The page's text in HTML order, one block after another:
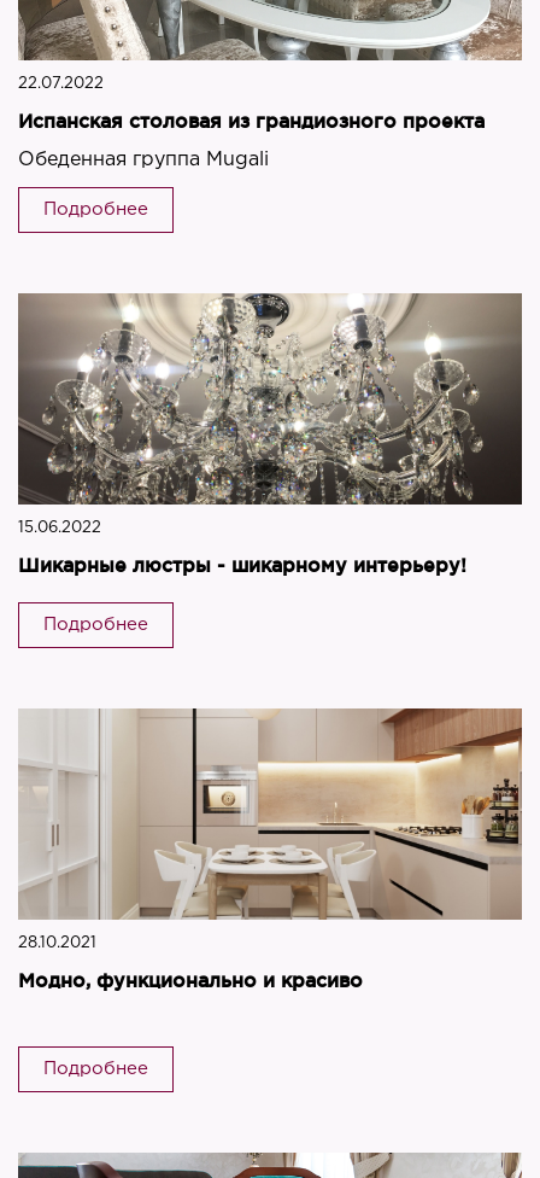
22.07.2022
Испанская столовая из грандиозного проекта
Обеденная группа Mugali
Подробнее
15.06.2022
Шикарные люстры - шикарному интерьеру!
Подробнее
28.10.2021
Модно, функционально и красиво
Подробнее